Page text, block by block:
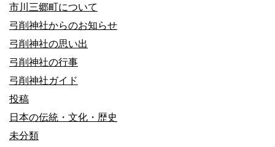
市川三郷町について
弓削神社からのお知らせ
弓削神社の思い出
弓削神社の行事
弓削神社ガイド
投稿
日本の伝統・文化・歴史
未分類